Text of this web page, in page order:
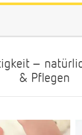
–
& Pflegen